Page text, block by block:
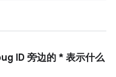
ID 旁边的 * 表示什么